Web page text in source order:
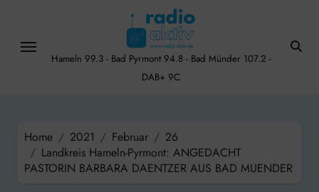
content
Hameln 99.3 - Bad Pyrmont 94.8 - Bad Münder 107.2 -
DAB+ 9C
Home 2021 Februar
26
Landkreis Hameln-Pyrmont: ANGEDACHT
PASTORIN BARBARA DAENTZER AUS BAD MUENDER